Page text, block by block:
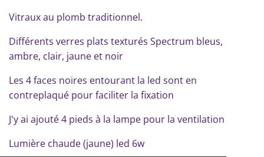
Vitraux au plomb traditionnel.
Différents verres plats texturés Spectrum bleus,
ambre, clair, jaune et noir
Les 4 faces noires entourant la led sont en
contreplaqué pour faciliter la fixation
J'y ai ajouté 4 pieds à la lampe pour la ventilation
Lumière chaude (jaune) led 6w